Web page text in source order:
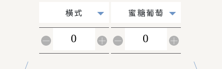
橫式 蜜糖葡萄